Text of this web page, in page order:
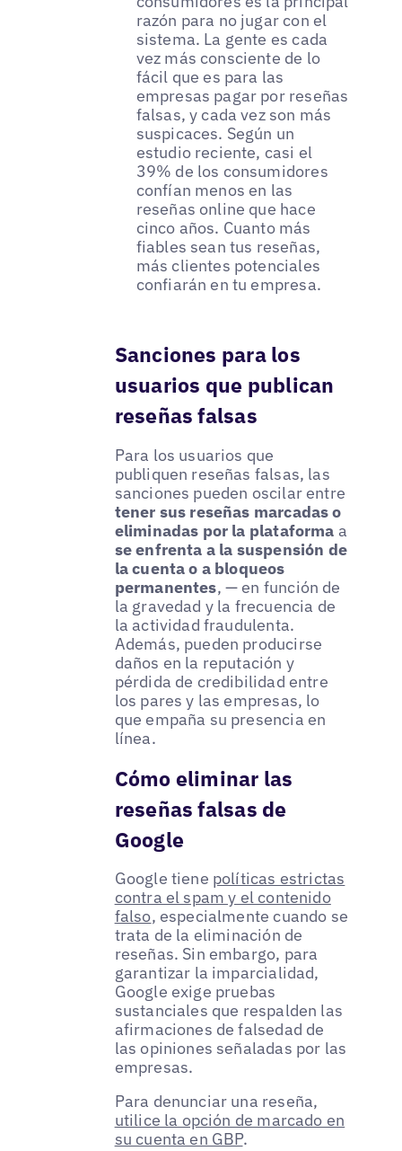
razón para no jugar con el
sistema. La gente es cada
vez más consciente de lo
fácil que es para las
empresas pagar por reseñas
falsas, y cada vez son más
suspicaces. Según un
estudio reciente, casi el
39% de los consumidores
confían menos en las
reseñas online que hace
cinco años. Cuanto más
fiables sean tus reseñas,
más clientes potenciales
confiarán en tu empresa.
Sanciones para los
usuarios que publican
reseñas falsas
Para los usuarios que
publiquen reseñas falsas, las
sanciones pueden oscilar entre
tener sus reseñas marcadas o
eliminadas por la plataforma a
se enfrenta a la suspensión de
la cuenta o a bloqueos
permanentes, — en función de
la gravedad y la frecuencia de
la actividad fraudulenta.
Además, pueden producirse
daños en la reputación y
pérdida de credibilidad entre
los pares y las empresas, lo
que empaña su presencia en
línea.
Cómo eliminar las
reseñas falsas de
Google
Google tiene políticas estrictas
contra el spam y el contenido
falso, especialmente cuando se
trata de la eliminación de
reseñas. Sin embargo, para
garantizar la imparcialidad,
Google exige pruebas
sustanciales que respalden las
afirmaciones de falsedad de
las opiniones señaladas por las
empresas.
Para denunciar una reseña,
utilice la opción de marcado en
su cuenta en GBP.